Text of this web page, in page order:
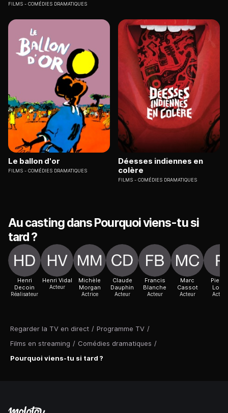
Regarder la TV en direct / Programme TV /
Films en streaming / Comédies dramatiques /
Pourquoi viens-tu si tard ?
FILMS COMÉDIES DRAMATIQUES
Le ballon d'or
FILMS COMÉDIES DRAMATIQUES
Déesses indiennes en
colère
FILMS COMÉDIES DRAMATIQUES
Au casting dans Pourquoi viens-tu si
tard ?
Henri
Decoin
Réalisateur
Henri Vidal
Acteur
Michèle
Morgan
Actrice
Claude
Dauphin
Acteur
Francis
Blanche
Acteur
Marc
Cassot
Acteur
Louis
Acteur